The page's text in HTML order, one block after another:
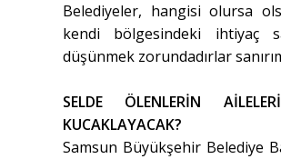
Belediyeler, hangisi olursa
kendi bölgesindeki ihtiyaç
düşünmek zorundadırlar
SELDE ÖLENLERİN
KUCAKLAYACAK?
Samsun Büyükşehir Belediye